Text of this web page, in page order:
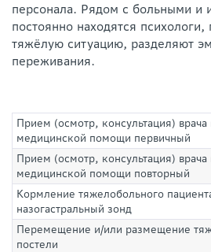
персонала. Рядом с больными и
постоянно находятся
тяжёлую ситуацию, разделяют
переживания.
Прием (осмотр, консультация) врача
медицинской помощи первичный
Прием (осмотр, консультация) врача
медицинской помощи повторный
Кормление тяжелобольного
назогастральный зонд
Перемещение и/или размещение
постели